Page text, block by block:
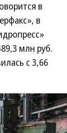
в
в
млн руб.
с 3,66